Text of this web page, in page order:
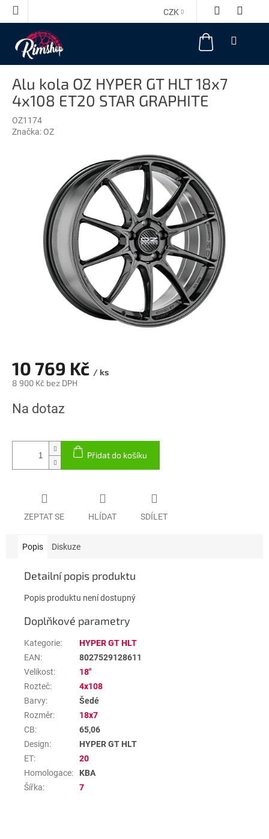
Přejít
CZK
NÁKUPNÍ
KOŠÍK
Alu kola OZ HYPER GT HLT 18x7
4x108 ET20 STAR GRAPHITE
OZ1174
Značka: OZ
10 769 Kč / ks
8 900 Kč bez DPH
cena:
Na dotaz
Přidat do košíku
ZEPTAT SE HLÍDAT SDÍLET
Popis Diskuze
Detailní popis produktu
Popis produktu není dostupný
Doplňkové parametry
Kategorie:
HYPER GT HLT
EAN:
8027529128611
Velikost:
18"
Rozteč:
4x108
Barvy:
Šedé
Rozměr:
18x7
CB:
65,06
Design:
HYPER GT HLT
ET:
20
Homologace:
KBA
Šířka: 7